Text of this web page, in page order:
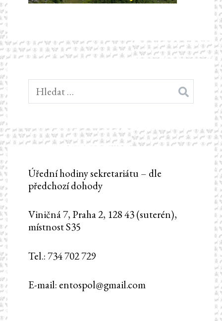
Vyhledávání
Úřední hodiny sekretariátu – dle
předchozí dohody
Viničná 7, Praha 2, 128 43 (suterén),
místnost S35
Tel.: 734 702 729
E-mail: entospol@gmail.com